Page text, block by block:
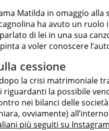
Matilda in omaggio alla
ha avuto un
di lei in una sua
a voler conoscere
cessione
la crisi matrimoniale
riguardanti la possibile
nei bilanci delle
ovviamente)
più seguiti su Instagram